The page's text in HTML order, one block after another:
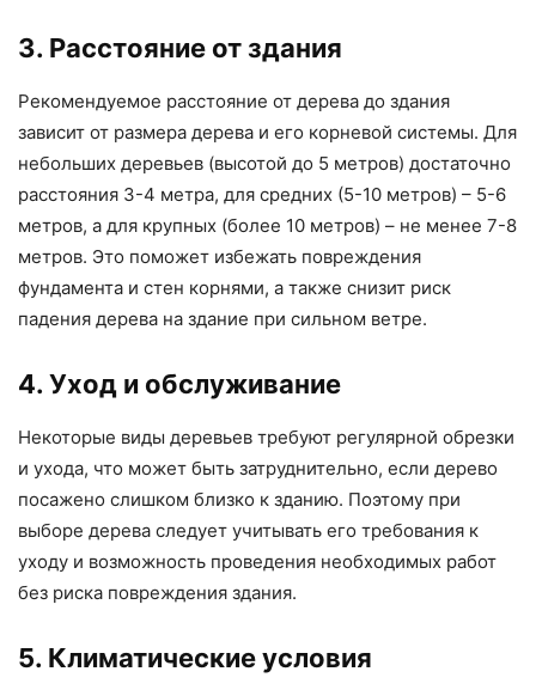
3. Расстояние от здания
Рекомендуемое расстояние от дерева до здания
зависит от размера дерева и его корневой системы. Для
небольших деревьев (высотой до 5 метров) достаточно
расстояния 3-4 метра, для средних (5-10 метров) – 5-6
метров, а для крупных (более 10 метров) – не менее 7-8
метров. Это поможет избежать повреждения
фундамента и стен корнями, а также снизит риск
падения дерева на здание при сильном ветре.
4. Уход и обслуживание
Некоторые виды деревьев требуют регулярной обрезки
и ухода, что может быть затруднительно, если дерево
посажено слишком близко к зданию. Поэтому при
выборе дерева следует учитывать его требования к
уходу и возможность проведения необходимых работ
без риска повреждения здания.
5. Климатические условия